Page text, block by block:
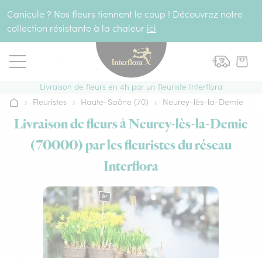
Canicule ? Nos fleurs tiennent le coup ! Découvrez notre
collection résistante à la chaleur ici
Livraison de fleurs en 4h par un fleuriste Interflora
Accueil
› Fleuristes › Haute-Saône (70) › Neurey-lès-la-Demie
Livraison de fleurs à Neurey-lès-la-Demie
(70000) par les fleuristes du réseau
Interflora